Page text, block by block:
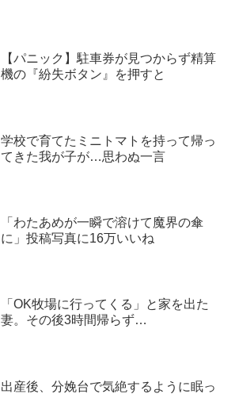
【パニック】駐車券が見つからず精算
機の『紛失ボタン』を押すと
学校で育てたミニトマトを持って帰っ
てきた我が子が…思わぬ一言
「わたあめが一瞬で溶けて魔界の傘
に」投稿写真に16万いいね
「OK牧場に行ってくる」と家を出た
妻。その後3時間帰らず…
出産後、分娩台で気絶するように眠っ